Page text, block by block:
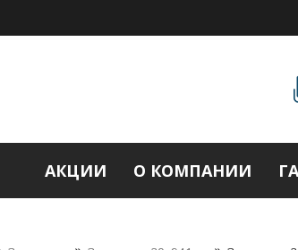
АКЦИИ О КОМПАНИИ